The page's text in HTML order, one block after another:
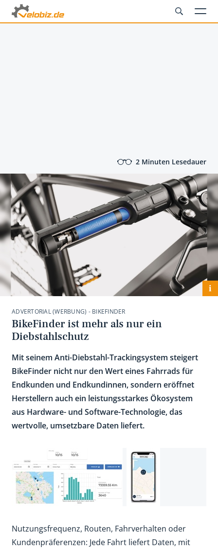
2 Minuten Lesedauer
i
ADVERTORIAL (WERBUNG) - BIKEFINDER
BikeFinder ist mehr als nur ein
Diebstahlschutz
Mit seinem Anti-Diebstahl-Trackingsystem steigert
BikeFinder nicht nur den Wert eines Fahrrads für
Endkunden und Endkundinnen, sondern eröffnet
Herstellern auch ein leistungsstarkes Ökosystem
aus Hardware- und Software-Technologie, das
wertvolle, umsetzbare Daten liefert.
Nutzungsfrequenz, Routen, Fahrverhalten oder
Kundenpräferenzen: Jede Fahrt liefert Daten, mit